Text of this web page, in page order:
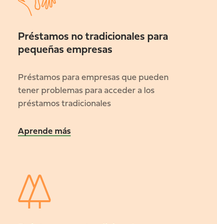
Préstamos no tradicionales para
pequeñas empresas
Préstamos para empresas que pueden
tener problemas para acceder a los
préstamos tradicionales
Aprende más